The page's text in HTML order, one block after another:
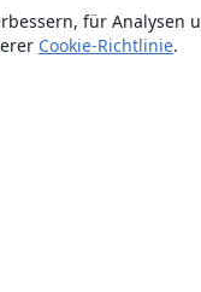
für
Cookie-Richtlinie.